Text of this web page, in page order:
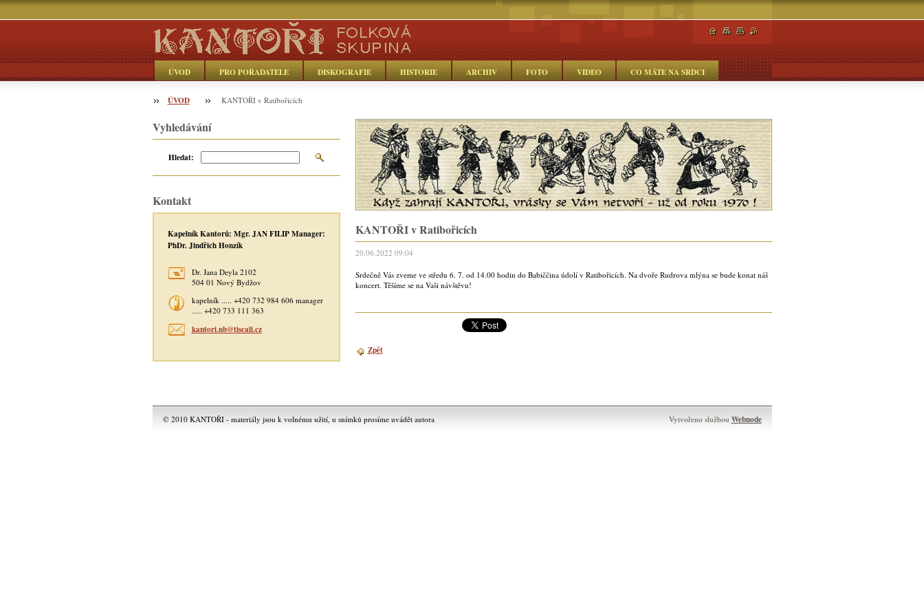
ÚVOD PRO POŘADATELE DISKOGRAFIE HISTORIE ARCHIV FOTO VIDEO CO MÁTE NA SRDCI
Objednávka
ÚVOD KANTOŘI v Ratibořicích
KANTOŘI v Ratibořicích
20.06.2022 09:04
Srdečně Vás zveme ve středu 6. 7. od 14.00 hodin do Babiččina údolí v Ratibořicích. Na dvoře Rudrova mlýna se bude konat náš
koncert. Těšíme se na Vaši návštěvu!
Zpět
Vyhledávání
Hledat:
Kontakt
Kapelník Kantorů: Mgr. JAN FILIP Manager:
PhDr. Jindřich Honzík
Dr. Jana Deyla 2102
504 01 Nový Bydžov
kapelník ..... +420 732 984 606 manager
..... +420 733 111 363
kantori.nb@tiscali.cz
© 2010 KANTOŘI - materiály jsou k volnému užití, u snímků prosíme uvádět autora Vytvořeno službou Webnode